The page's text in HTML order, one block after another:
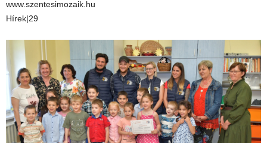
www.szentesimozaik.hu
Hírek|29